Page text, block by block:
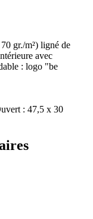
gr./m²) ligné de
avec
: logo "be
: 47,5 x 30